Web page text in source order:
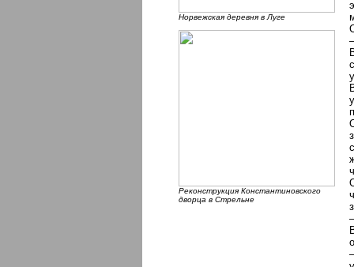
Норвежская деревня в Луге
Реконструкция Константиновского
дворца в Стрельне